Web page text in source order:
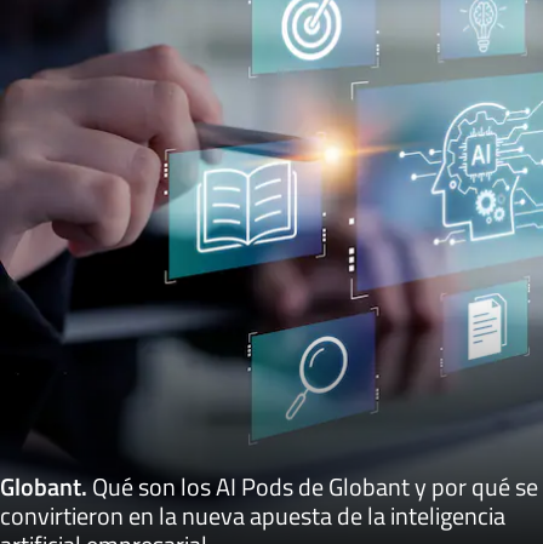
Globant.Qué son los AI Pods de Globant y por qué se
convirtieron en la nueva apuesta de la inteligencia